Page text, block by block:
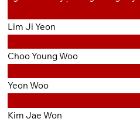
Lim Ji Yeon
Choo Young Woo
Yeon Woo
Kim Jae Won